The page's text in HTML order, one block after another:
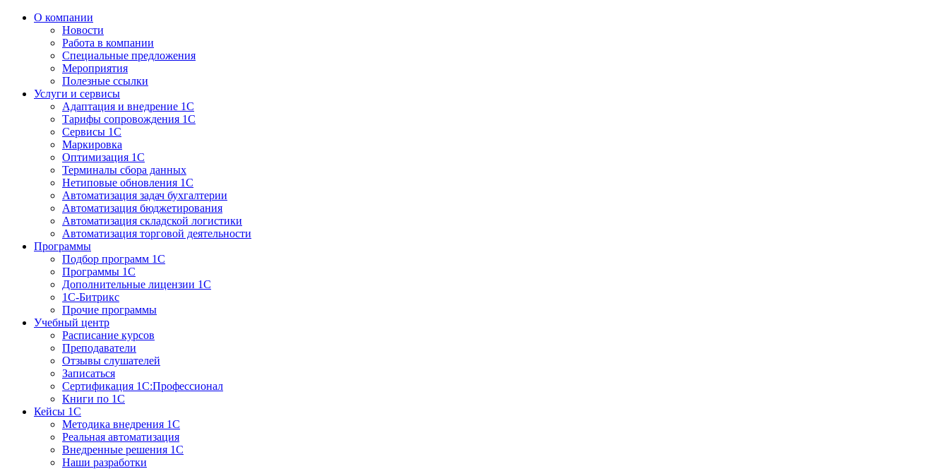
О компании
Новости
Работа в компании
Специальные предложения
Мероприятия
Полезные ссылки
Услуги и сервисы
Адаптация и внедрение 1С
Тарифы сопровождения 1С
Сервисы 1С
Маркировка
Оптимизация 1С
Терминалы сбора данных
Нетиповые обновления 1С
Автоматизация задач бухгалтерии
Автоматизация бюджетирования
Автоматизация складской логистики
Автоматизация торговой деятельности
Программы
Подбор программ 1С
Программы 1С
Дополнительные лицензии 1С
1С-Битрикс
Прочие программы
Учебный центр
Расписание курсов
Преподаватели
Отзывы слушателей
Записаться
Сертификация 1С:Профессионал
Книги по 1С
Кейсы 1С
Методика внедрения 1С
Реальная автоматизация
Внедренные решения 1С
Наши разработки